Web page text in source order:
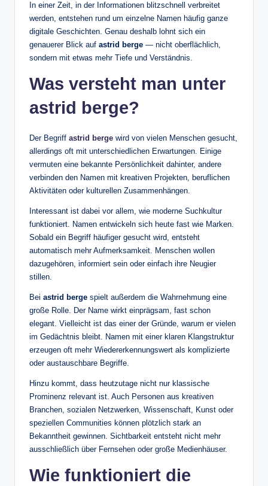
In einer Zeit, in der Informationen blitzschnell verbreitet
werden, entstehen rund um einzelne Namen häufig ganze
digitale Geschichten. Genau deshalb lohnt sich ein
genauerer Blick auf astrid berge — nicht oberflächlich,
sondern mit etwas mehr Tiefe und Verständnis.
Was versteht man unter
astrid berge?
Der Begriff astrid berge wird von vielen Menschen gesucht,
allerdings oft mit unterschiedlichen Erwartungen. Einige
vermuten eine bekannte Persönlichkeit dahinter, andere
verbinden den Namen mit kreativen Projekten, beruflichen
Aktivitäten oder kulturellen Zusammenhängen.
Interessant ist dabei vor allem, wie moderne Suchkultur
funktioniert. Namen entwickeln sich heute fast wie Marken.
Sobald ein Begriff häufiger gesucht wird, entsteht
automatisch mehr Aufmerksamkeit. Menschen wollen
dazugehören, informiert sein oder einfach ihre Neugier
stillen.
Bei astrid berge spielt außerdem die Wahrnehmung eine
große Rolle. Der Name wirkt einprägsam, fast schon
elegant. Vielleicht ist das einer der Gründe, warum er vielen
im Gedächtnis bleibt. Namen mit einer klaren Klangstruktur
erzeugen oft mehr Wiedererkennungswert als komplizierte
oder austauschbare Begriffe.
Hinzu kommt, dass heutzutage nicht nur klassische
Prominenz relevant ist. Auch Personen aus kreativen
Branchen, sozialen Netzwerken, Wissenschaft, Kunst oder
speziellen Communities können plötzlich stark an
Bekanntheit gewinnen. Sichtbarkeit entsteht nicht mehr
ausschließlich über Fernsehen oder große Medienhäuser.
Wie funktioniert die